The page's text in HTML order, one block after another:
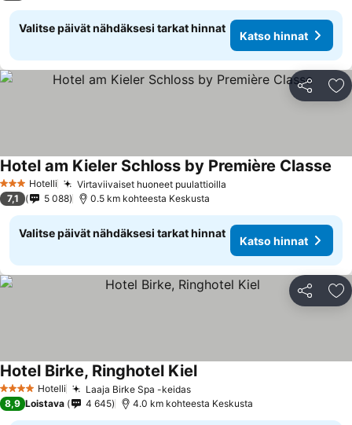
Valitse päivät nähdäksesi tarkat hinnat
Katso hinnat
Jaa
3 Tähtiluokitus
Hotelli Virtaviivaiset huoneet puulattioilla
Hotel am Kieler Schloss by Première Classe
7,1 5 088 0.5 km kohteesta Keskusta
Valitse päivät nähdäksesi tarkat hinnat
Katso hinnat
Jaa
4 Tähtiluokitus
Hotelli Laaja Birke Spa -keidas
Hotel Birke, Ringhotel Kiel
8,9 Loistava 4 645 4.0 km kohteesta Keskusta